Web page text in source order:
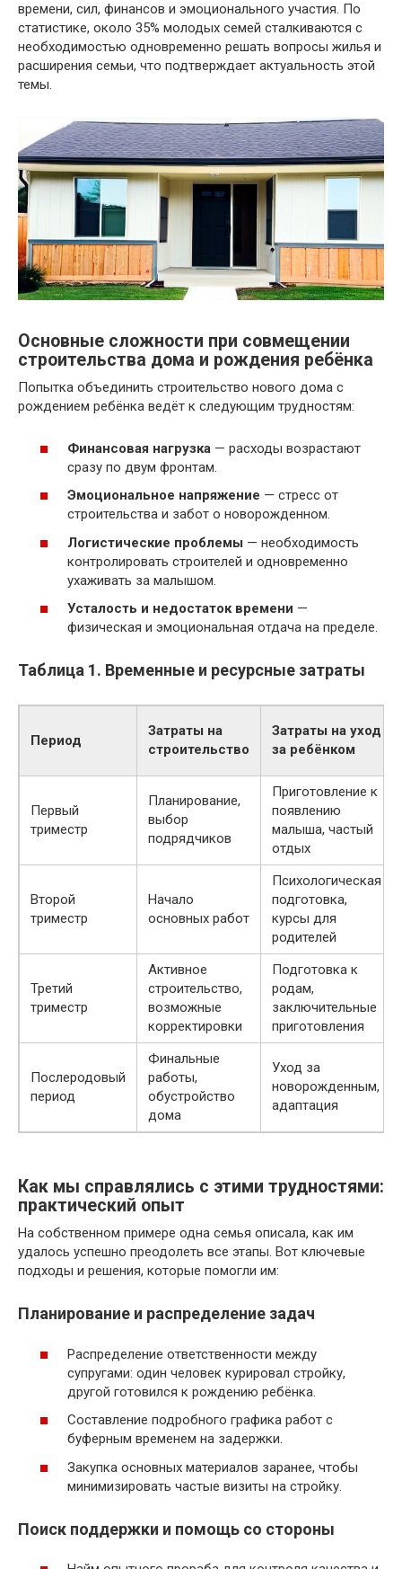
времени, сил, финансов и эмоционального участия. По
статистике, около 35% молодых семей сталкиваются с
необходимостью одновременно решать вопросы жилья и
расширения семьи, что подтверждает актуальность этой
темы.
Основные сложности при совмещении
строительства дома и рождения ребёнка
Попытка объединить строительство нового дома с
рождением ребёнка ведёт к следующим трудностям:
Финансовая нагрузка — расходы возрастают
сразу по двум фронтам.
Эмоциональное напряжение — стресс от
строительства и забот о новорожденном.
Логистические проблемы — необходимость
контролировать строителей и одновременно
ухаживать за малышом.
Усталость и недостаток времени —
физическая и эмоциональная отдача на пределе.
Таблица 1. Временные и ресурсные затраты
Период
Затраты на
строительство
Затраты на уход
за ребёнком
Первый
триместр
Планирование,
выбор
подрядчиков
Приготовление к
появлению
малыша, частый
отдых
Второй
триместр
Начало
основных работ
Психологическая
подготовка,
курсы для
родителей
Третий
триместр
Активное
строительство,
возможные
корректировки
Подготовка к
родам,
заключительные
приготовления
Послеродовый
период
Финальные
работы,
обустройство
дома
Уход за
новорожденным,
адаптация
Как мы справлялись с этими трудностями:
практический опыт
На собственном примере одна семья описала, как им
удалось успешно преодолеть все этапы. Вот ключевые
подходы и решения, которые помогли им:
Планирование и распределение задач
Распределение ответственности между
супругами: один человек курировал стройку,
другой готовился к рождению ребёнка.
Составление подробного графика работ с
буферным временем на задержки.
Закупка основных материалов заранее, чтобы
минимизировать частые визиты на стройку.
Поиск поддержки и помощь со стороны